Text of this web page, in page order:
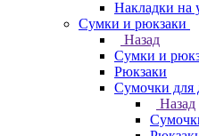
Накладки на
Сумки и рюкзаки
Назад
Сумки и
Рюкзаки
Сумочки для
Назад